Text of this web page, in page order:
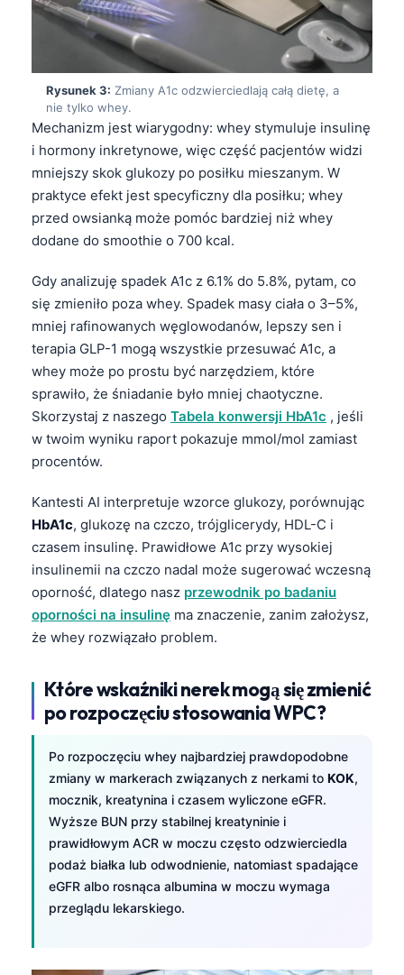
Rysunek 3: Zmiany A1c odzwierciedlają całą dietę, a
nie tylko whey.
Mechanizm jest wiarygodny: whey stymuluje insulinę
i hormony inkretynowe, więc część pacjentów widzi
mniejszy skok glukozy po posiłku mieszanym. W
praktyce efekt jest specyficzny dla posiłku; whey
przed owsianką może pomóc bardziej niż whey
dodane do smoothie o 700 kcal.
Gdy analizuję spadek A1c z 6.1% do 5.8%, pytam, co
się zmieniło poza whey. Spadek masy ciała o 3–5%,
mniej rafinowanych węglowodanów, lepszy sen i
terapia GLP-1 mogą wszystkie przesuwać A1c, a
whey może po prostu być narzędziem, które
sprawiło, że śniadanie było mniej chaotyczne.
Skorzystaj z naszego Tabela konwersji HbA1c , jeśli
w twoim wyniku raport pokazuje mmol/mol zamiast
procentów.
Kantesti AI interpretuje wzorce glukozy, porównując
HbA1c, glukozę na czczo, trójglicerydy, HDL-C i
czasem insulinę. Prawidłowe A1c przy wysokiej
insulinemii na czczo nadal może sugerować wczesną
oporność, dlatego nasz przewodnik po badaniu
oporności na insulinę ma znaczenie, zanim założysz,
że whey rozwiązało problem.
Które wskaźniki nerek mogą się zmienić
po rozpoczęciu stosowania WPC?
Po rozpoczęciu whey najbardziej prawdopodobne
zmiany w markerach związanych z nerkami to KOK,
mocznik, kreatynina i czasem wyliczone eGFR.
Wyższe BUN przy stabilnej kreatyninie i
prawidłowym ACR w moczu często odzwierciedla
podaż białka lub odwodnienie, natomiast spadające
eGFR albo rosnąca albumina w moczu wymaga
przeglądu lekarskiego.